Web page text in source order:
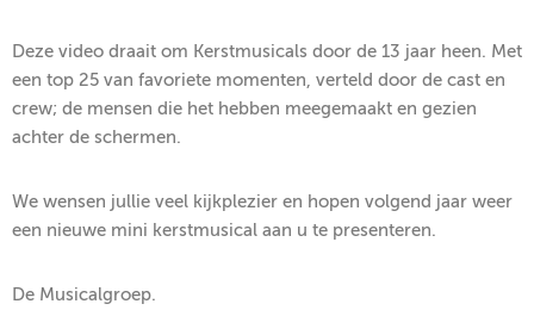
Deze video draait om Kerstmusicals door de 13 jaar heen. Met
een top 25 van favoriete momenten, verteld door de cast en
crew; de mensen die het hebben meegemaakt en gezien
achter de schermen.
We wensen jullie veel kijkplezier en hopen volgend jaar weer
een nieuwe mini kerstmusical aan u te presenteren.
De Musicalgroep.